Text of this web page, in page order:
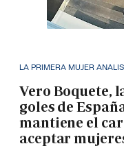
LA PRIMERA MUJER
Vero Boquete,
goles de
mantiene el
aceptar